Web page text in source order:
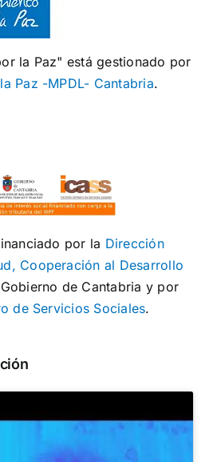
la Paz" está gestionado por
Paz -MPDL- Cantabria.
por la Dirección
Cooperación al Desarrollo
de Cantabria y por
de Servicios Sociales.